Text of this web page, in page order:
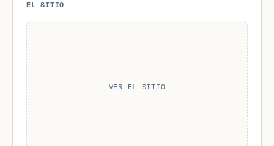
EL SITIO
VER EL SITIO